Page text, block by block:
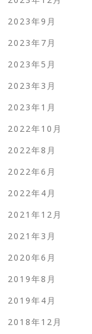
2023年9月
2023年7月
2023年5月
2023年3月
2023年1月
2022年10月
2022年8月
2022年6月
2022年4月
2021年12月
2021年3月
2020年6月
2019年8月
2019年4月
2018年12月